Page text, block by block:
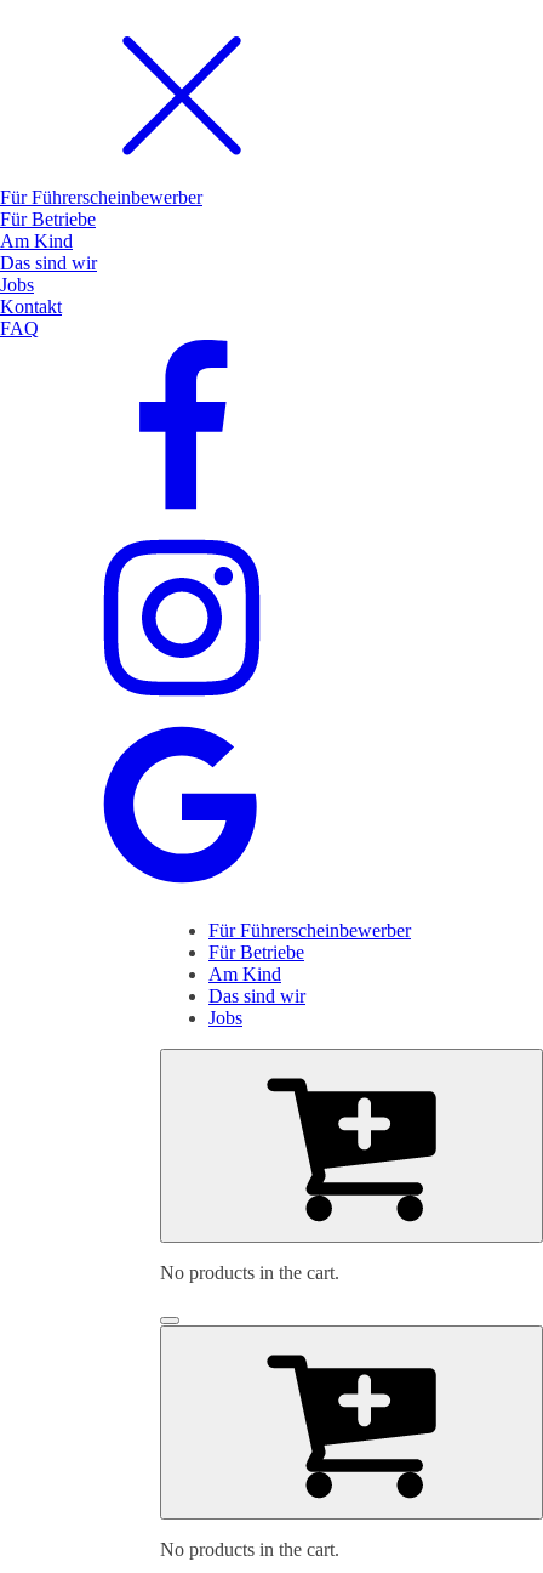
Für Führerscheinbewerber
Für Betriebe
Am Kind
Das sind wir
Jobs
Kontakt
FAQ
Für Führerscheinbewerber
Für Betriebe
Am Kind
Das sind wir
Jobs
No products in the cart.
No products in the cart.